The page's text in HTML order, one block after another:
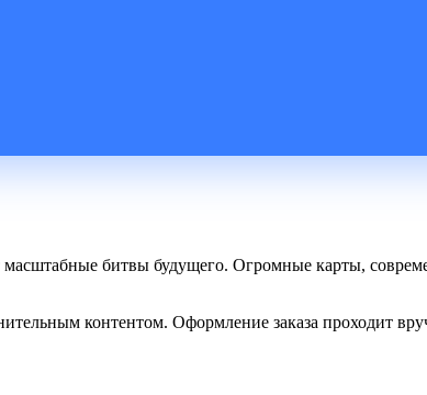
битвы будущего. Огромные карты,
контентом. Оформление заказа проходит